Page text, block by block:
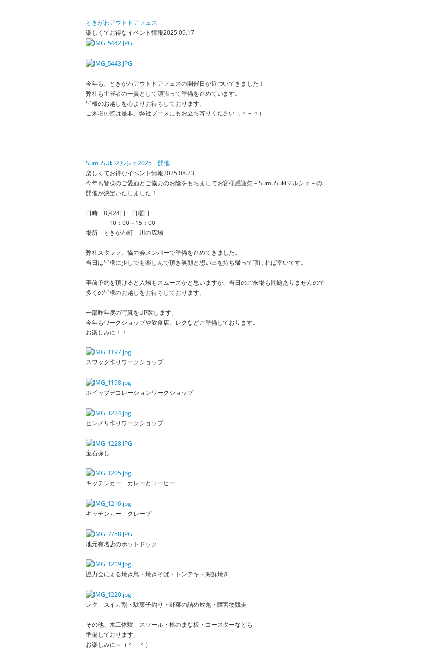
ときがわアウトドアフェス
楽しくてお得なイベント情報2025.09.17
今年も、ときがわアウトドアフェスの開催日が近づいてきました！
弊社も主催者の一員として頑張って準備を進めています。
皆様のお越しを心よりお待ちしております。
ご来場の際は是非、弊社ブースにもお立ち寄りください（＾－＾）
SumuSUkiマルシェ2025 開催
楽しくてお得なイベント情報2025.08.23
今年も皆様のご愛顧とご協力のお陰をもちましてお客様感謝祭－SumuSukiマルシェ－の
開催が決定いたしました！
日時 8月24日 日曜日
10：00～15：00
場所 ときがわ町 川の広場
弊社スタッフ、協力会メンバーで準備を進めてきました。
当日は皆様に少しでも楽しんで頂き笑顔と想い出を持ち帰って頂ければ幸いです。
事前予約を頂けると入場もスムーズかと思いますが、当日のご来場も問題ありませんので
多くの皆様のお越しをお待ちしております。
一部昨年度の写真をUP致します。
今年もワークショップや飲食店、レクなどご準備しております。
お楽しみに！！
スワッグ作りワークショップ
ホイップデコレーションワークショップ
ヒンメリ作りワークショップ
宝石探し
キッチンカー カレーとコーヒー
キッチンカー クレープ
地元有名店のホットドック
協力会による焼き鳥・焼きそば・トンテキ・海鮮焼き
レク スイカ割・駄菓子釣り・野菜の詰め放題・障害物競走
その他、木工体験 スツール・桧のまな板・コースターなども
準備しております。
お楽しみに～（＾－＾）